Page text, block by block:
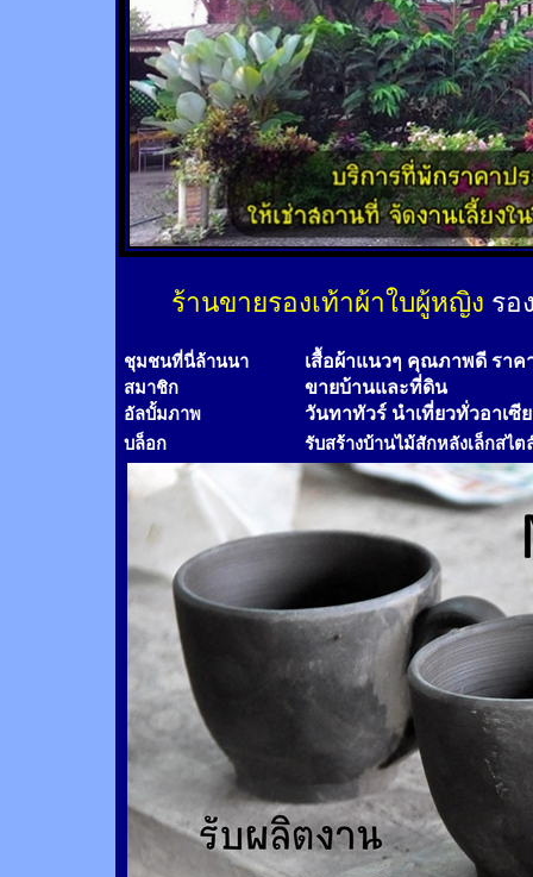
ร้านขายรองเท้าผ้าใบผู้หญิง รอ
ชุมชนที่นี่ล้านนา เสื้อผ้าแนวๆ คุณภาพดี ราค
สมาชิก ขายบ้านและที่ดิน
อัลบั้มภาพ วันทาทัวร์ นำเที่ยวทั่วอาเซี
บล็อก รับสร้างบ้านไม้สักหลังเล็กสไต